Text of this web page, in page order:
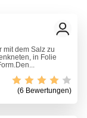
mit dem Salz zu
in Folie
(6 Bewertungen)